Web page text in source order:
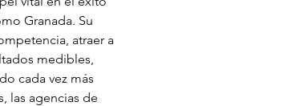
Granada. Su
atraer a
medibles,
cada vez más
las agencias de